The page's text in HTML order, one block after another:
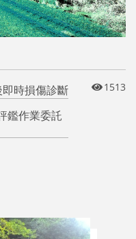
時損傷診斷
鑑作業委託
1513